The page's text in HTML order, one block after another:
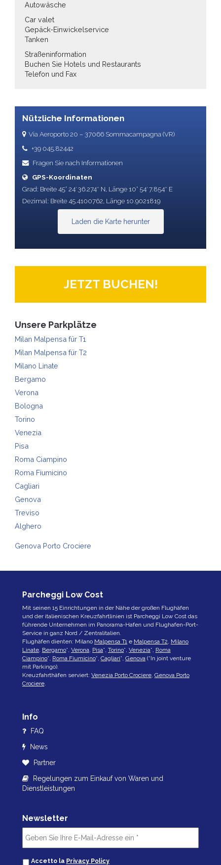
Autowäsche
Car valet
Gepäck-Einwickelservice
Tanken
Straßeninformation
Buchen Sie Hotels und Restaurants
Telefon und Fax
Nützliche Informationen
Via Aeroporto 20 – 37066 Sommacampagna (VR)
+39 045.82442
Fragen Sie nach Informationen
GPS-Koordinaten
Grad: Breite 45° 24′ 36.274″ N, Länge 10° 54′ 7.854″ E
Dezimal: Breite 45.4100762, Länge 10.9021819
Laden die Karte herunter
JETZT BUCHEN!
Unsere Parkplätze
Milan Malpensa für T1
Milan Malpensa für T2
Milano Linate
Bergamo
Verona
Bologna
Torino
Venezia
Pisa
Roma Ciampino
Roma Fiumicino
Cagliari
Genova
Treviso
Alghero
Genova Porto Crociere
Parcheggi Low Cost
Mit seinen 15 Einrichtungen in der Nähe der großen Flughäfen
und der italienischen Kreuzfahrtlinien ist Parcheggi Low Cost das
führende Unternehmen im Panorama-Hafen und Flughafen-Port-
Service in ganz Nord / Zentralitalien.
Flughäfen dienten: Milano Malpensa T1 e Malpensa T2, Milano
Linate, Bergamo*, Verona, Pisa*, Torino*, Venezia*, Roma
Ciampino*, Roma Fiumicino*, Cagliari*, Genova (*In joint venture
mit Parkingo).
Kreuzfahrthäfen serviert: Venezia Porto Crociere, Genova Porto
Crociere.
Info
FAQ
News
Partner
Regelungen zum Einkauf von Waren und
Dienstleistungen
Newsletter
Accetto la Privacy Policy